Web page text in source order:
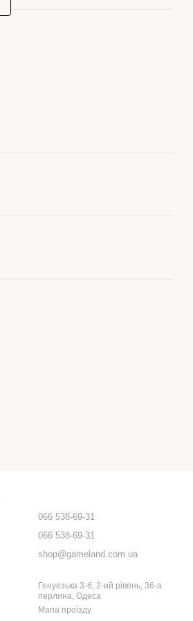
066 538-69-31
066 538-69-31
shop@gameland.com.ua
Генуезька 3-б, 2-ий рівень, 36-а
перлина, Одеса
Мапа проїзду